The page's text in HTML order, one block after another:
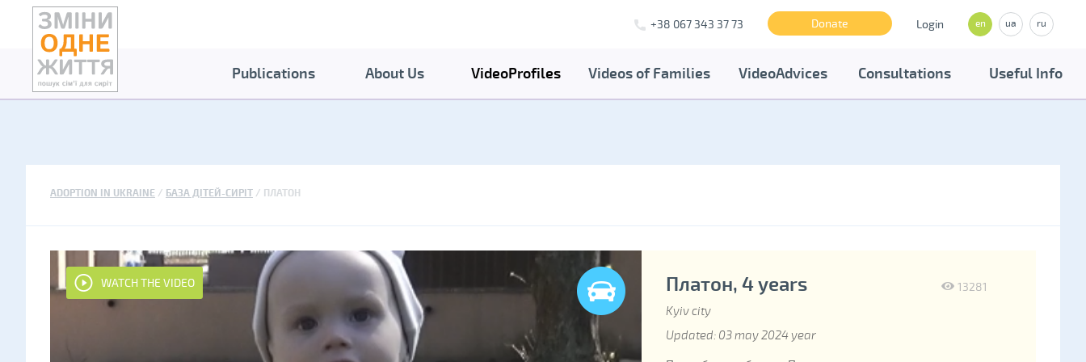
+38 067 343 37 73 Donate Login en ua ru
Publications About Us VideoProfiles Videos of Families VideoAdvices Consultations Useful Info
ADOPTION IN UKRAINE БАЗА ДІТЕЙ-СИРІТ ПЛАТОН
WATCH THE VIDEO 13281
Платон, 4 years
Kyiv city
Updated: 03 may 2024 year